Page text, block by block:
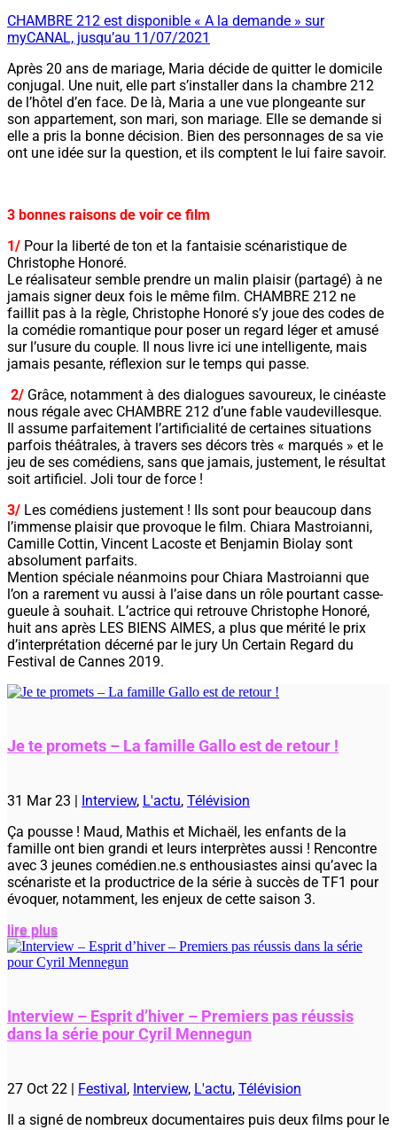
CHAMBRE 212 est disponible « A la demande » sur
myCANAL, jusqu’au 11/07/2021
Après 20 ans de mariage, Maria décide de quitter le domicile
conjugal. Une nuit, elle part s’installer dans la chambre 212
de l’hôtel d’en face. De là, Maria a une vue plongeante sur
son appartement, son mari, son mariage. Elle se demande si
elle a pris la bonne décision. Bien des personnages de sa vie
ont une idée sur la question, et ils comptent le lui faire savoir.
3 bonnes raisons de voir ce film
1/ Pour la liberté de ton et la fantaisie scénaristique de
Christophe Honoré.
Le réalisateur semble prendre un malin plaisir (partagé) à ne
jamais signer deux fois le même film. CHAMBRE 212 ne
faillit pas à la règle, Christophe Honoré s’y joue des codes de
la comédie romantique pour poser un regard léger et amusé
sur l’usure du couple. Il nous livre ici une intelligente, mais
jamais pesante, réflexion sur le temps qui passe.
2/ Grâce, notamment à des dialogues savoureux, le cinéaste
nous régale avec CHAMBRE 212 d’une fable vaudevillesque.
Il assume parfaitement l’artificialité de certaines situations
parfois théâtrales, à travers ses décors très « marqués » et le
jeu de ses comédiens, sans que jamais, justement, le résultat
soit artificiel. Joli tour de force !
3/ Les comédiens justement ! Ils sont pour beaucoup dans
l’immense plaisir que provoque le film. Chiara Mastroianni,
Camille Cottin, Vincent Lacoste et Benjamin Biolay sont
absolument parfaits.
Mention spéciale néanmoins pour Chiara Mastroianni que
l’on a rarement vu aussi à l’aise dans un rôle pourtant casse-
gueule à souhait. L’actrice qui retrouve Christophe Honoré,
huit ans après LES BIENS AIMES, a plus que mérité le prix
d’interprétation décerné par le jury Un Certain Regard du
Festival de Cannes 2019.
Je te promets – La famille Gallo est de retour !
31 Mar 23 Interview, L'actu, Télévision
Ça pousse ! Maud, Mathis et Michaël, les enfants de la
famille ont bien grandi et leurs interprètes aussi ! Rencontre
avec 3 jeunes comédien.ne.s enthousiastes ainsi qu’avec la
scénariste et la productrice de la série à succès de TF1 pour
évoquer, notamment, les enjeux de cette saison 3.
lire plus
Interview – Esprit d’hiver – Premiers pas réussis
dans la série pour Cyril Mennegun
27 Oct 22 | Festival, Interview, L'actu, Télévision
Il a signé de nombreux documentaires puis deux films pour le